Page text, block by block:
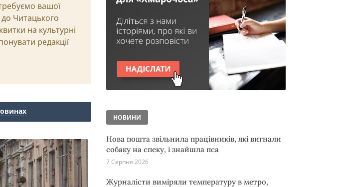
вашої
Читацького
на культурні
редакції
НОВИНИ
Нова пошта звільнила працівників, які вигнали
собаку на спеку, і знайшла пса
7 Серпня 2026
Журналісти виміряли температуру в метро,